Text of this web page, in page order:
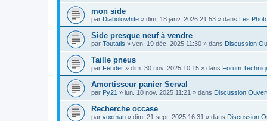
mon side
par Diabolowhite » dim. 18 janv. 2026 21:53 » dans Les
Side presque neuf à vendre
par Toutatis » ven. 19 déc. 2025 11:30 » dans Discussion
Taille pneus
par Fender » dim. 30 nov. 2025 10:15 » dans Forum
Amortisseur panier Serval
par Py21 » lun. 10 nov. 2025 11:21 » dans Discussion
Recherche occase
par voxman » dim. 21 sept. 2025 16:31 » dans Discussion